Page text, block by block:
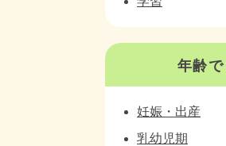
年齢
妊娠・出産
乳幼児期